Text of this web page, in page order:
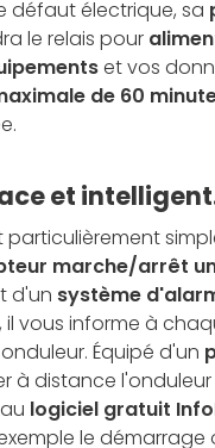
défaut électrique, sa
le relais pour
et vos
de 60
et
particulièrement
marche/arrêt
d'un système
vous informe à
Équipé d'un
à distance
logiciel gratuit
le démarrage